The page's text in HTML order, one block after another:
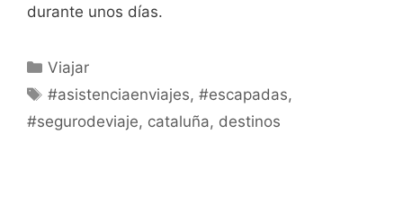
durante unos días.
Viajar
#asistenciaenviajes,#escapadas,
#segurodeviaje, cataluña, destinos